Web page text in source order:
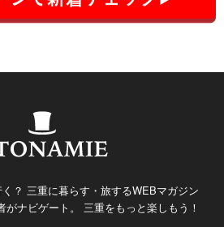
？ 三重に暮らす・旅するWEBマガジン
がナビゲート。 三重をもっと楽しもう！